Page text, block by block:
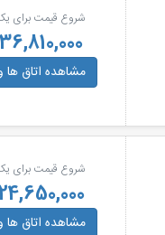
شروع قیمت برای
36,810,000
مشاهده اتاق ها
شروع قیمت برای
مشاهده اتاق ها